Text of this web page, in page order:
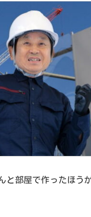
と部屋で作ったほう